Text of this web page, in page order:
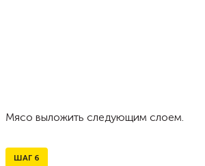
Мясо выложить следующим слоем.
ШАГ 6